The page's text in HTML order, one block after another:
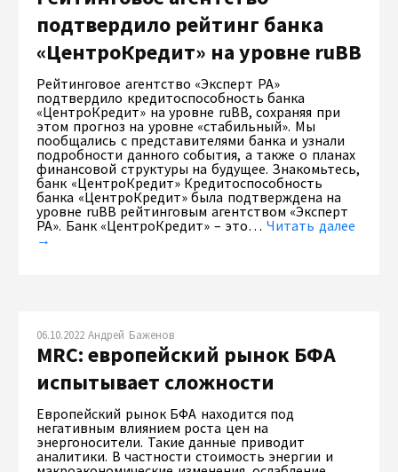
подтвердило рейтинг банка
«ЦентроКредит» на уровне ruBB
Рейтинговое агентство «Эксперт РА»
подтвердило кредитоспособность банка
«ЦентроКредит» на уровне ruBB, сохраняя при
этом прогноз на уровне «стабильный». Мы
пообщались с представителями банка и узнали
подробности данного события, а также о планах
финансовой структуры на будущее. Знакомьтесь,
банк «ЦентроКредит» Кредитоспособность
банка «ЦентроКредит» была подтверждена на
уровне ruBB рейтинговым агентством «Эксперт
РА». Банк «ЦентроКредит» – это… Читать далее
→
06.10.2022 Андрей Баженов
MRC: европейский рынок БФА
испытывает сложности
Европейский рынок БФА находится под
негативным влиянием роста цен на
энергоносители. Такие данные приводит
аналитики. В частности стоимость энергии и